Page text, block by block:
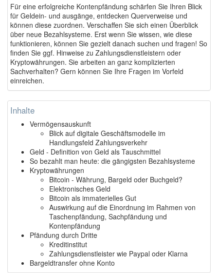
Für eine erfolgreiche Kontenpfändung schärfen Sie Ihren Blick
für Geldein- und ausgänge, entdecken Querverweise und
können diese zuordnen. Verschaffen Sie sich einen Überblick
über neue Bezahlsysteme. Erst wenn Sie wissen, wie diese
funktionieren, können Sie gezielt danach suchen und fragen! So
finden Sie ggf. Hinweise zu Zahlungsdienstleistern oder
Kryptowährungen. Sie arbeiten an ganz komplizierten
Sachverhalten? Gern können Sie Ihre Fragen im Vorfeld
einreichen.
Inhalte
Vermögensauskunft
Blick auf digitale Geschäftsmodelle im
Handlungsfeld Zahlungsverkehr
Geld - Definition von Geld als Tauschmittel
So bezahlt man heute: die gängigsten Bezahlsysteme
Kryptowährungen
Bitcoin - Währung, Bargeld oder Buchgeld?
Elektronisches Geld
Bitcoin als immaterielles Gut
Auswirkung auf die Einordnung im Rahmen von
Taschenpfändung, Sachpfändung und
Kontenpfändung
Pfändung durch Dritte
Kreditinstitut
Zahlungsdienstleister wie Paypal oder Klarna
Bargeldtransfer ohne Konto